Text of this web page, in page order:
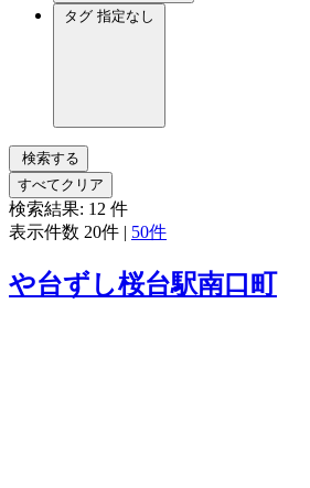
タグ 指定なし
検索する
すべてクリア
検索結果: 12 件
表示件数 20件 | 50件
や台ずし桜台駅南口町